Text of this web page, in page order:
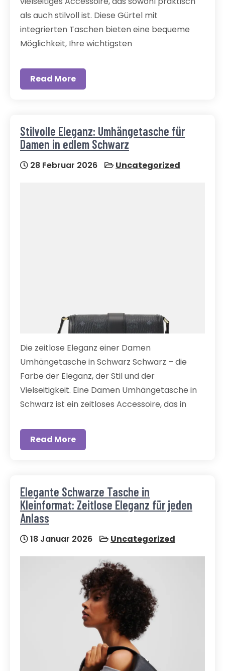
als auch stilvoll ist. Diese Gürtel mit
integrierten Taschen bieten eine bequeme
Möglichkeit, Ihre wichtigsten
Read More
Stilvolle Eleganz: Umhängetasche für
Damen in edlem Schwarz
28 Februar 2026 Uncategorized
Die zeitlose Eleganz einer Damen
Umhängetasche in Schwarz Schwarz – die
Farbe der Eleganz, der Stil und der
Vielseitigkeit. Eine Damen Umhängetasche in
Schwarz ist ein zeitloses Accessoire, das in
Read More
Elegante Schwarze Tasche in
Kleinformat: Zeitlose Eleganz für jeden
Anlass
18 Januar 2026 Uncategorized